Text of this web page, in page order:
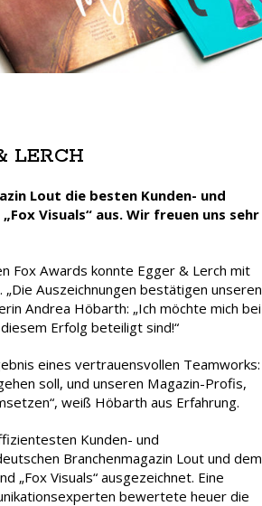
LERCH
Lout die besten Kunden- und
Visuals“ aus. Wir freuen uns sehr
Fox Awards konnte Egger & Lerch mit
Auszeichnungen bestätigen unseren
Andrea Höbarth: „Ich möchte mich bei
Erfolg beteiligt sind!“
eines vertrauensvollen Teamworks:
soll, und unseren Magazin-Profis,
weiß Höbarth aus Erfahrung.
Kunden- und
Branchenmagazin Lout und dem
„Fox Visuals“ ausgezeichnet. Eine
bewertete heuer die